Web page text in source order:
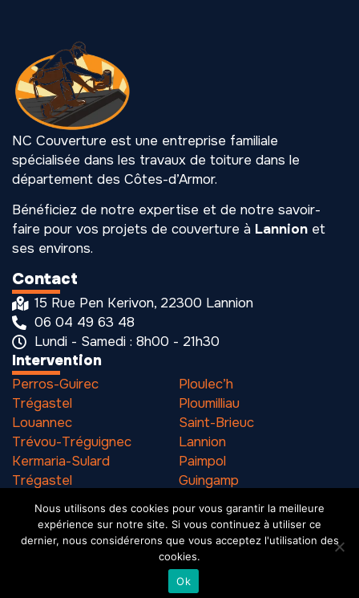
NC Couverture est une entreprise familiale
spécialisée dans les travaux de toiture dans le
département des Côtes-d’Armor.
Bénéficiez de notre expertise et de notre savoir-
faire pour vos projets de couverture à Lannion et
ses environs.
Intervention
Perros-Guirec
Trégastel
Louannec
Trévou-Tréguignec
Kermaria-Sulard
Trégastel
Pleumeur-Bodou
Ploulec’h
Ploumilliau
Saint-Brieuc
Lannion
Paimpol
Guingamp
Contact
15 Rue Pen Kerivon, 22300 Lannion
06 04 49 63 48
Lundi - Samedi : 8h00 - 21h30
Mention légalesSIREN 531 216 901
Nous utilisons des cookies pour vous garantir la meilleure
expérience sur notre site. Si vous continuez à utiliser ce
dernier, nous considérerons que vous acceptez l'utilisation des
cookies.
Ok